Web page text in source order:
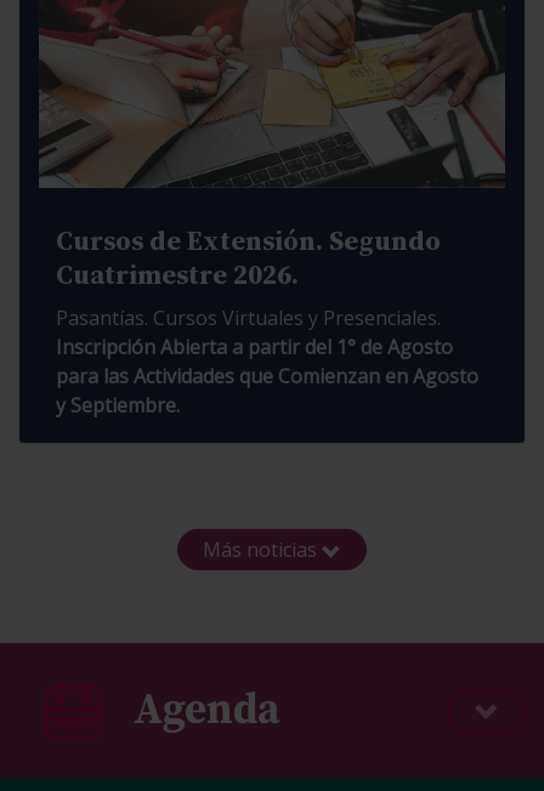
Cursos de Extensión. Segundo
Cuatrimestre 2026.
Pasantías. Cursos Virtuales y Presenciales.
Inscripción Abierta a partir del 1° de Agosto
para las Actividades que Comienzan en Agosto
y Septiembre.
Más noticias